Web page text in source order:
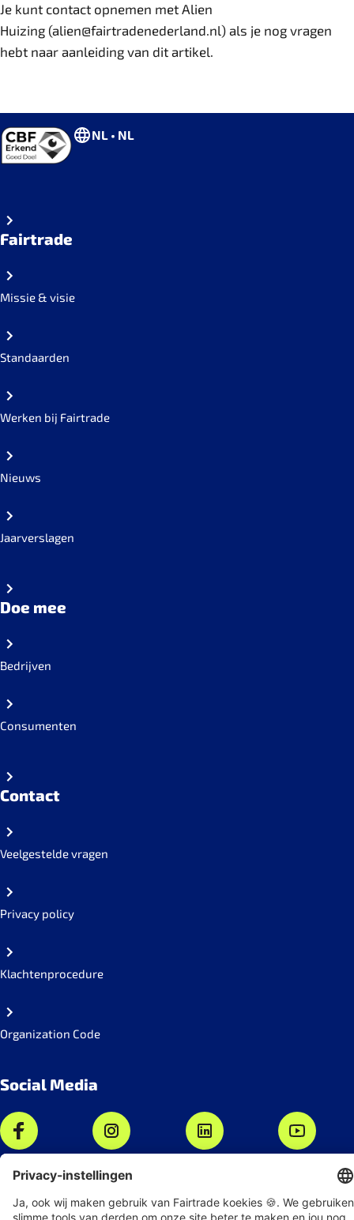
Je kunt contact opnemen met Alien
Huizing (alien@fairtradenederland.nl) als je nog vragen
hebt naar aanleiding van dit artikel.
NL • NL
Fairtrade
Missie & visie
Standaarden
Werken bij Fairtrade
Nieuws
Jaarverslagen
Doe mee
Bedrijven
Consumenten
Contact
Veelgestelde vragen
Privacy policy
Klachtenprocedure
Organization Code
Social Media